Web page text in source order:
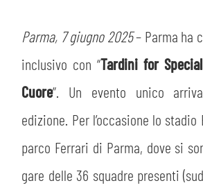
TRASFERTE
TICKET GIFT CARD
STORIA
MUTTI TRAINING CENTER
MUSEO
STADIO TARDINI
MEDIA
Parma, 7 giugno 2025– Parma ha
inclusivo con “Tardini for
Cuore”. Un evento unico
edizione. Per l’occasione lo
parco Ferrari di Parma, dove si
gare delle 36 squadre presenti